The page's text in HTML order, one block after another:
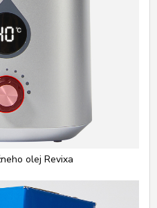
olej Revixa